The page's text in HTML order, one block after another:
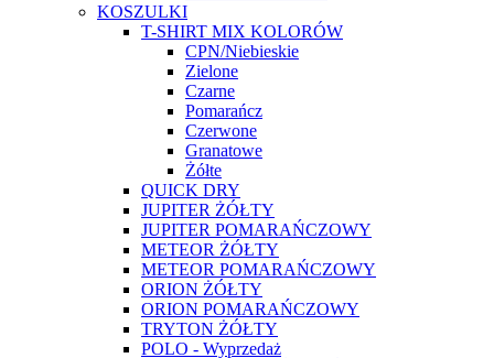
KOSZULKI
T-SHIRT MIX KOLORÓW
CPN/Niebieskie
Zielone
Czarne
Pomarańcz
Czerwone
Granatowe
Żółte
QUICK DRY
JUPITER ŻÓŁTY
JUPITER POMARAŃCZOWY
METEOR ŻÓŁTY
METEOR POMARAŃCZOWY
ORION ŻÓŁTY
ORION POMARAŃCZOWY
TRYTON ŻÓŁTY
POLO - Wyprzedaż